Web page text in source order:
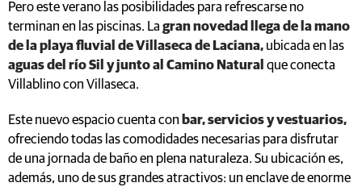
Pero este verano las posibilidades para refrescarse no
terminan en las piscinas. La gran novedad llega de la mano
de la playa fluvial de Villaseca de Laciana, ubicada en las
aguas del río Sil y junto al Camino Natural que conecta
Villablino con Villaseca.
Este nuevo espacio cuenta con bar, servicios y vestuarios,
ofreciendo todas las comodidades necesarias para disfrutar
de una jornada de baño en plena naturaleza. Su ubicación es,
además, uno de sus grandes atractivos: un enclave de enorme